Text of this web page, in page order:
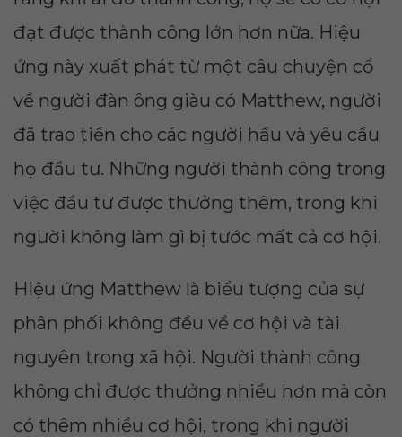
đạt được thành công lớn hơn nữa. Hiệu
ứng này xuất phát từ một câu chuyện cổ
về người đàn ông giàu có Matthew, người
đã trao tiền cho các người hầu và yêu cầu
họ đầu tư. Những người thành công trong
việc đầu tư được thưởng thêm, trong khi
người không làm gì bị tước mất cả cơ hội.
Hiệu ứng Matthew là biểu tượng của sự
phân phối không đều về cơ hội và tài
nguyên trong xã hội. Người thành công
không chỉ được thưởng nhiều hơn mà còn
có thêm nhiều cơ hội, trong khi người